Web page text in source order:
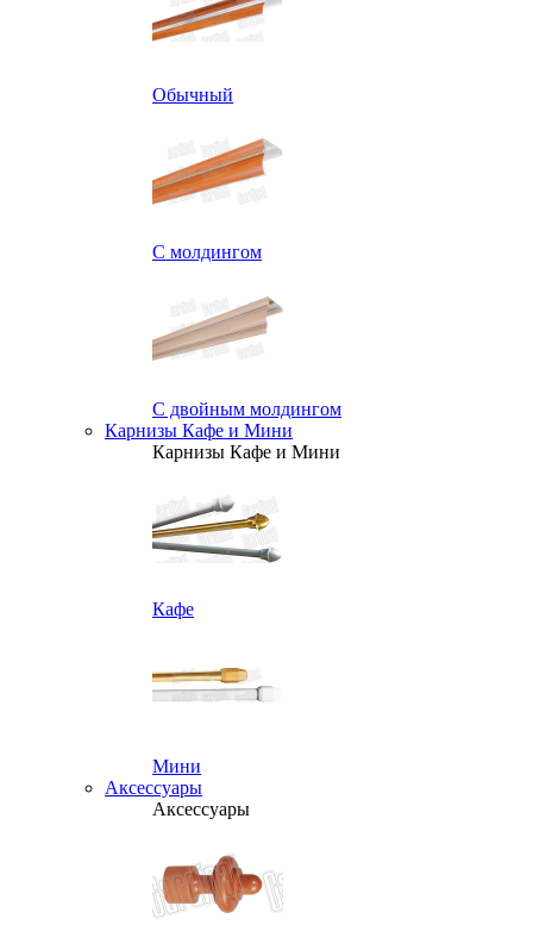
Обычный
С молдингом
С двойным молдингом
Карнизы Кафе и Мини
Карнизы Кафе и Мини
Кафе
Мини
Аксессуары
Аксессуары